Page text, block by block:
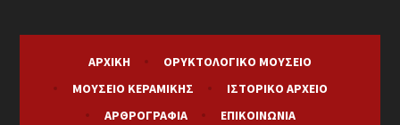
ΑΡΧΙΚΉ
ΟΡΥΚΤΟΛΟΓΙΚΌ ΜΟΥΣΕΊΟ
ΜΟΥΣΕΊΟ ΚΕΡΑΜΙΚΉΣ
ΙΣΤΟΡΙΚΌ ΑΡΧΕΊΟ
ΑΡΘΡΟΓΡΑΦΊΑ
ΕΠΙΚΟΙΝΩΝΊΑ